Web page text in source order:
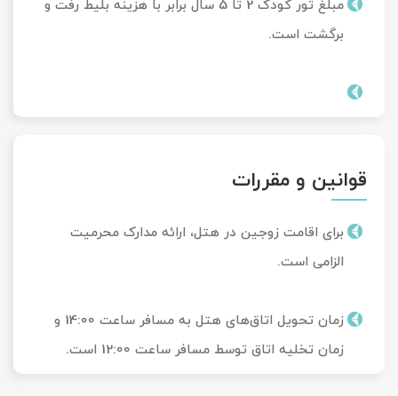
مبلغ تور کودک 2 تا 5 سال برابر با هزینه بلیط رفت و
برگشت است.
قوانین و مقررات
برای اقامت زوجین در هتل، ارائه مدارک محرمیت
الزامی است.
زمان تحویل‌ اتاق‌های هتل به مسافر ساعت 14:00 و
زمان تخلیه اتاق توسط مسافر ساعت 12:00 است.